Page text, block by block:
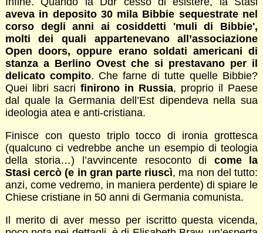
aveva in deposito 30 mila Bibbie sequestrate nel
corso degli anni ai cosiddetti 'muli di Bibbie',
molti dei quali appartenevano all’associazione
Open doors, oppure erano soldati americani di
stanza a Berlino Ovest che si prestavano per il
delicato compito. Che farne di tutte quelle Bibbie?
Quei libri sacri finirono in Russia, proprio il Paese
dal quale la Germania dell’Est dipendeva nella sua
ideologia atea e anti-cristiana.
Finisce con questo triplo tocco di ironia grottesca
(qualcuno ci vedrebbe anche un esempio di teologia
della storia…) l’avvincente resoconto di come la
Stasi cercò (e in gran parte riuscì, ma non del tutto:
anzi, come vedremo, in maniera perdente) di spiare le
Chiese cristiane in 50 anni di Germania comunista.
Il merito di aver messo per iscritto questa vicenda,